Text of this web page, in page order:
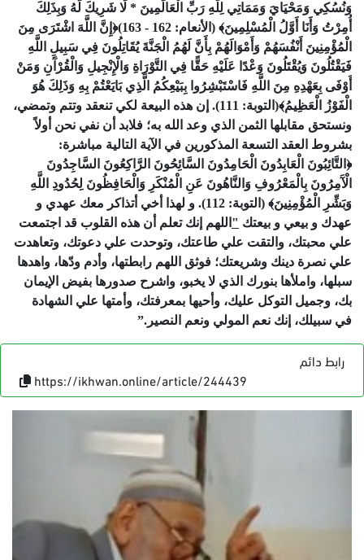
وَنُسُكِي وَمَحْيَايَ وَمَمَاتِي لِلَّهِ رَبِّ الْعَالَمِينَ * لَا شَرِيكَ لَهُ وَبِذَلِكَ
أُمِرْتُ وَأَنَا أَوَّلُ الْمُسْلِمِينَ﴾ ( الأنعام:
162
-
163
)﴿إِنَّ اللَّهَ اشْتَرَى مِنَ
الْمُؤْمِنِينَ أَنْفُسَهُمْ وَأَمْوَالَهُمْ بِأَنَّ لَهُمُ الْجَنَّةَ يُقَاتِلُونَ فِي سَبِيلِ اللَّهِ
فَيَقْتُلُونَ وَيُقْتَلُونَ وَعْدًا عَلَيْهِ حَقًّا فِي التَّوْرَاةِ وَالْإِنْجِيلِ وَالْقُرْآَنِ وَمَنْ
أَوْفَى بِعَهْدِهِ مِنَ اللَّهِ فَاسْتَبْشِرُوا بِبَيْعِكُمُ الَّذِي بَايَعْتُمْ بِهِ وَذَلِكَ هُوَ
الْفَوْزُ
الْعَظِيمُ﴾( التوبة:
111
). إن هذه البيعة لكي تنعقد وتتم وتمضي،
ونستحق مقابلها الثمن الذي وعد الله به؛ فلابد أن نفي نحن أولاً
بشروط العقد التسعة المذكورين في الآية التالية مباشرة:
﴿التَّائِبُونَ الْعَابِدُونَ الْحَامِدُونَ السَّائِحُونَ الرَّاكِعُونَ السَّاجِدُونَ
الْآَمِرُونَ بِالْمَعْرُوفِ وَالنَّاهُونَ عَنِ الْمُنْكَرِ وَالْحَافِظُونَ لِحُدُودِ اللَّهِ
وَبَشِّرِ
الْمُؤْمِنِينَ﴾ ( التوبة:
112
). و لهذا أخي أتذاكر معك عهدي و
عهدك و بيعي و بيعتك " اللهم إنك تعلم أن هذه القلوب قد اجتمعت
علي محبتك، والتقت علي طاعتك، وتوحدت علي دعوتك، وتعاهدت
علي نصرة دينك وشريعتك؛ فوثق اللهم رابطتها، وأدم ودّها، واهدها
سبلها، واملأها بنورك الذي لا يخبو، واشرح صدورها بفيض الإيمان
بك، وجميل التوكل عليك، وأحيها بمعرفتك، وأمتها علي الشهادة
في سبيلك، إنك نعم المولي ونعم النصير .”
رابط دائم
https://ikhwan.online/article/244439